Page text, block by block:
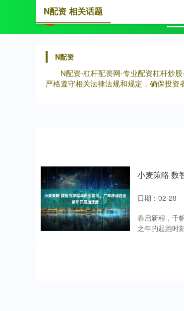
N配资
N配资-杠杆配资网-专业配资杠杆炒
严格遵守相关法律法规和规定，确保投资
N配资 相关话题
小麦策略 数
日期：02-28
春启新程，千
之年的起跑时